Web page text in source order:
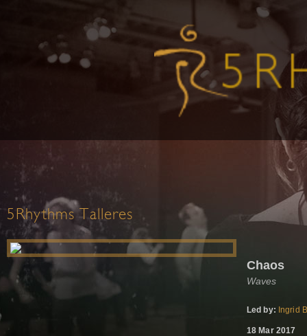
5Rhythms Talleres
Chaos
Waves
Led by: Ingrid
18 Mar 2017